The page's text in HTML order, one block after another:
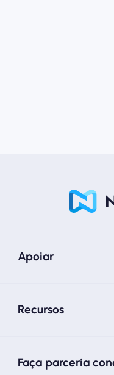
Apoiar
Recursos
Faça parceria